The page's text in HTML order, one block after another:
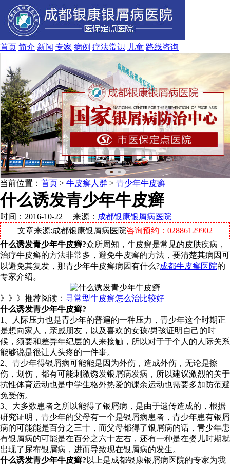
首页 简介 新闻 专家 病例 疗法常识 儿童 路线咨询
当前位置： 首页 > 牛皮癣人群 > 青少年牛皮癣
什么诱发青少年牛皮癣
时间：2016-10-22 来源： 成都银康银屑病医院
文章来源:成都银康银屑病医院咨询预约：02886129902
什么诱发青少年牛皮癣?众所周知，牛皮癣是常见的皮肤疾病，
治疗牛皮癣的方法非常多，避免牛皮癣的方法，要清楚其病因可
以避免其复发，那青少年牛皮癣病因有什么?成都牛皮癣医院的
专家介绍。
》》》推荐阅读： 寻常型牛皮癣怎么治比较好
什么诱发青少年牛皮癣?
1、人际压力也是青少年的普遍的一种压力，青少年这个时期正
是想向家人，亲戚朋友，以及喜欢的女孩/男孩证明自己的时
候，须要和差异年纪层的人来接触，所以对于于个人的人际关系
能够说是很让人头疼的一件事。
2、青少年得银屑病可能能是因为外伤，造成外伤，无论是擦
伤，划伤，都有可能刺激诱发银屑病发病，所以建议激烈的关于
抗性体育运动也是中学生格外热爱的课余运动也需要多加防范避
免受伤。
3、大多数患者之所以能得了银屑病，是由于遗传造成的，根据
研究证明，青少年的父母有一个是银屑病患者，青少年患有银屑
病的可能能是百分之三十，而父母都得了银屑病的话，青少年患
有银屑病的可能是在百分之六十左右，还有一种是在婴儿时期就
出现了尿布银屑病，进而导致现在银屑病的发生。
什么诱发青少年牛皮癣? 以上是成都银康银屑病医院的专家为我